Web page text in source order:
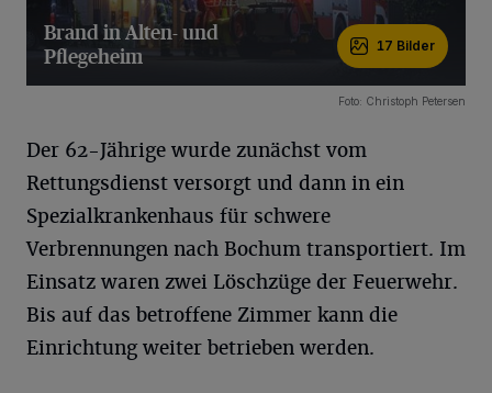
Brand in Alten- und
Pflegeheim
17 Bilder
Foto: Christoph Petersen
Der 62-Jährige wurde zunächst vom
Rettungsdienst versorgt und dann in ein
Spezialkrankenhaus für schwere
Verbrennungen nach Bochum transportiert. Im
Einsatz waren zwei Löschzüge der Feuerwehr.
Bis auf das betroffene Zimmer kann die
Einrichtung weiter betrieben werden.